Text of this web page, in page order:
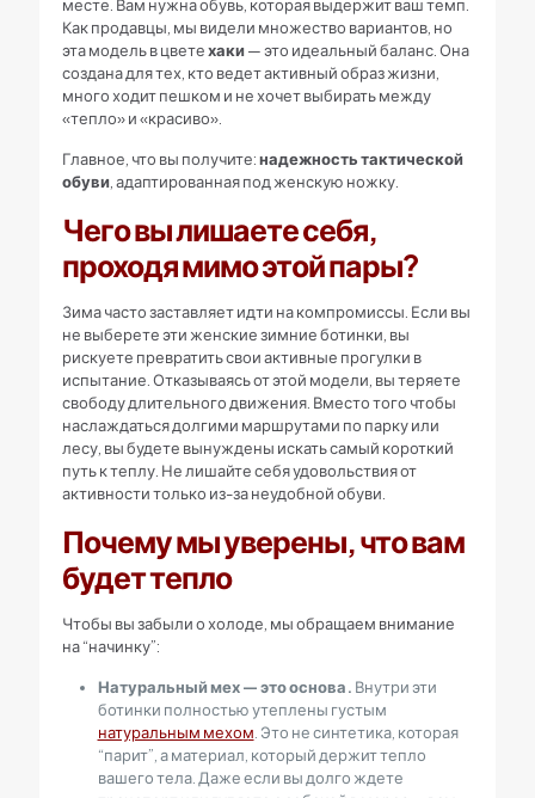
месте. Вам нужна обувь, которая выдержит ваш темп.
Как продавцы, мы видели множество вариантов, но
эта модель в цветехаки— это идеальный баланс. Она
создана для тех, кто ведет активный образ жизни,
много ходит пешком и не хочет выбирать между
«тепло» и «красиво».
Главное, что вы получите:надежность тактической
обуви, адаптированная под женскую ножку.
Чего вы лишаете себя,
проходя мимо этой пары?
Зима часто заставляет идти на компромиссы. Если вы
не выберете эти женские зимние ботинки, вы
рискуете превратить свои активные прогулки в
испытание. Отказываясь от этой модели, вы теряете
свободу длительного движения. Вместо того чтобы
наслаждаться долгими маршрутами по парку или
лесу, вы будете вынуждены искать самый короткий
путь к теплу. Не лишайте себя удовольствия от
активности только из-за неудобной обуви.
Почему мы уверены, что вам
будет тепло
Чтобы вы забыли о холоде, мы обращаем внимание
на “начинку”:
Натуральный мех — это основа. Внутри эти
ботинки полностью утеплены густым
натуральным мехом . Это не синтетика, которая
“парит”, а материал, который держит тепло
вашего тела. Даже если вы долго ждете